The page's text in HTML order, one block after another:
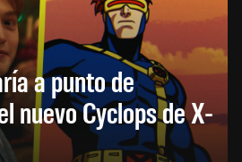
a punto de
nuevo Cyclops de X-